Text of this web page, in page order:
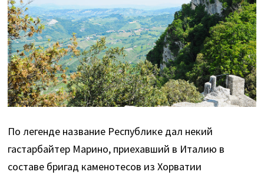
По легенде название Республике дал некий
гастарбайтер Марино, приехавший в Италию в
составе бригад каменотесов из Хорватии